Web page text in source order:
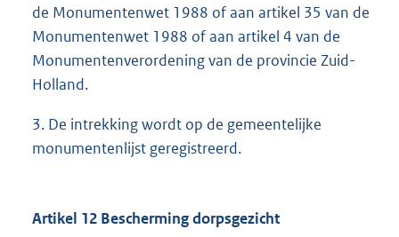
de Monumentenwet 1988 of aan artikel 35 van de
Monumentenwet 1988 of aan artikel 4 van de
Monumentenverordening van de provincie Zuid-
Holland.
3. De intrekking wordt op de gemeentelijke
monumentenlijst geregistreerd.
Artikel 12 Bescherming dorpsgezicht